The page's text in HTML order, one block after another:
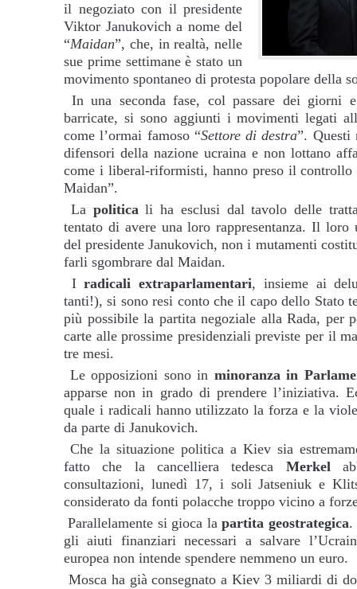
il negoziato con il presidente
Viktor Janukovich a nome del
“Maidan”, che, in realtà, nelle
sue prime settimane è stato un
movimento spontaneo di protesta popolare della
In una seconda fase, col passare dei giorni
barricate, si sono aggiunti i movimenti legati
come l’ormai famoso “Settore di destra”. Questi
difensori della nazione ucraina e non lottano
come i liberal-riformisti, hanno preso il controllo
Maidan”.
La politicali ha esclusi dal tavolo delle
tentato di avere una loro rappresentanza. Il
del presidente Janukovich, non i mutamenti
farli sgombrare dal Maidan.
Iradicali extraparlamentari, insieme ai
tanti!), si sono resi conto che il capo dello Stato
più possibile la partita negoziale alla Rada, per
carte alle prossime presidenziali previste per il
tre mesi.
Le opposizioni sono in minoranza in
apparse non in grado di prendere l’iniziativa.
quale i radicali hanno utilizzato la forza e la
da parte di Janukovich.
Che la situazione politica a Kiev sia
fatto che la cancelliera tedesca Merkel
consultazioni, lunedì 17, i soli Jatseniuk e
considerato da fonti polacche troppo vicino a
Parallelamente si gioca lapartita geostrategica.
gli aiuti finanziari necessari a salvare
europea non intende spendere nemmeno un euro.
Mosca ha già consegnato a Kiev 3 miliardi di